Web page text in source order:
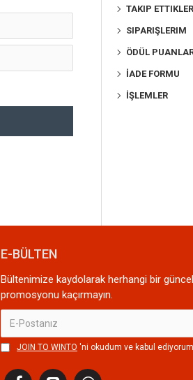
TAKIP
SIPARIŞLERIM
ÖDÜL
İADE FORMU
İŞLEMLER
E-BÜLTEN
Bültenimize kaydolarak herhangi bir
promosyonu kaçırmayın.
JOIN TO WINTO 'ni okudum ve kabul